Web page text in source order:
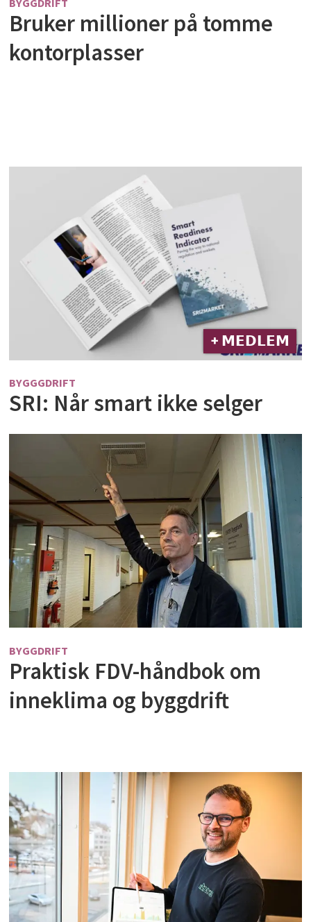
BYGGDRIFT
Bruker millioner på tomme
kontorplasser
+ 𝗠𝗘𝗗𝗟𝗘𝗠
BYGGGDRIFT
SRI: Når smart ikke selger
BYGGDRIFT
Praktisk FDV-håndbok om
inneklima og byggdrift